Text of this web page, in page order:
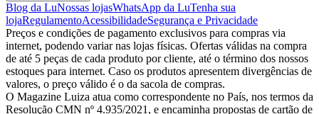
Blog da LuNossas lojasWhatsApp da LuTenha sua
lojaRegulamentoAcessibilidadeSegurança e Privacidade
Preços e condições de pagamento exclusivos para compras via
internet, podendo variar nas lojas físicas. Ofertas válidas na compra
de até 5 peças de cada produto por cliente, até o término dos nossos
estoques para internet. Caso os produtos apresentem divergências de
valores, o preço válido é o da sacola de compras.
O Magazine Luiza atua como correspondente no País, nos termos da
Resolução CMN nº 4.935/2021, e encaminha propostas de cartão de